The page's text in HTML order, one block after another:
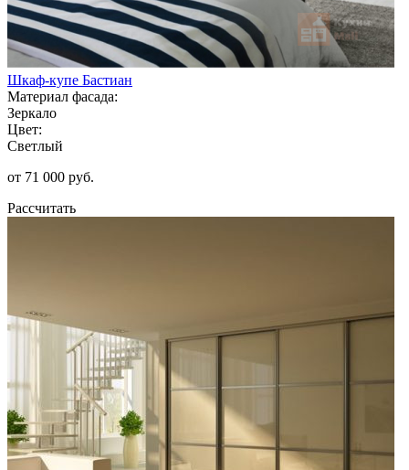
Шкаф-купе Бастиан
Материал фасада:
Зеркало
Цвет:
Светлый
от 71 000 руб.
Рассчитать